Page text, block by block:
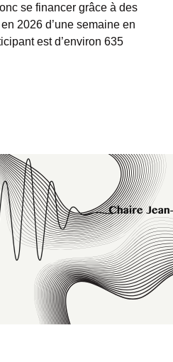
se financer grâce à des
2026 d’une semaine en
est d’environ 635